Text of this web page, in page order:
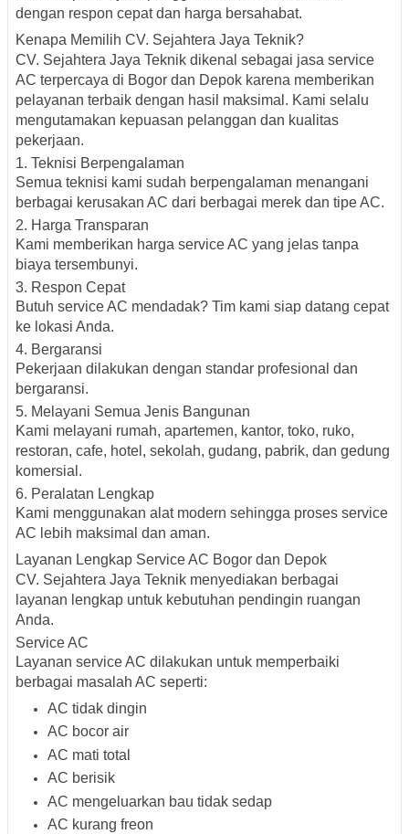
dengan respon cepat dan harga bersahabat.
Kenapa Memilih CV. Sejahtera Jaya Teknik?
CV. Sejahtera Jaya Teknik dikenal sebagai jasa service
AC terpercaya di Bogor dan Depok karena memberikan
pelayanan terbaik dengan hasil maksimal. Kami selalu
mengutamakan kepuasan pelanggan dan kualitas
pekerjaan.
1. Teknisi Berpengalaman
Semua teknisi kami sudah berpengalaman menangani
berbagai kerusakan AC dari berbagai merek dan tipe AC.
2. Harga Transparan
Kami memberikan harga service AC yang jelas tanpa
biaya tersembunyi.
3. Respon Cepat
Butuh service AC mendadak? Tim kami siap datang cepat
ke lokasi Anda.
4. Bergaransi
Pekerjaan dilakukan dengan standar profesional dan
bergaransi.
5. Melayani Semua Jenis Bangunan
Kami melayani rumah, apartemen, kantor, toko, ruko,
restoran, cafe, hotel, sekolah, gudang, pabrik, dan gedung
komersial.
6. Peralatan Lengkap
Kami menggunakan alat modern sehingga proses service
AC lebih maksimal dan aman.
Layanan Lengkap Service AC Bogor dan Depok
CV. Sejahtera Jaya Teknik menyediakan berbagai
layanan lengkap untuk kebutuhan pendingin ruangan
Anda.
Service AC
Layanan service AC dilakukan untuk memperbaiki
berbagai masalah AC seperti:
AC tidak dingin
AC bocor air
AC mati total
AC berisik
AC mengeluarkan bau tidak sedap
AC kurang freon